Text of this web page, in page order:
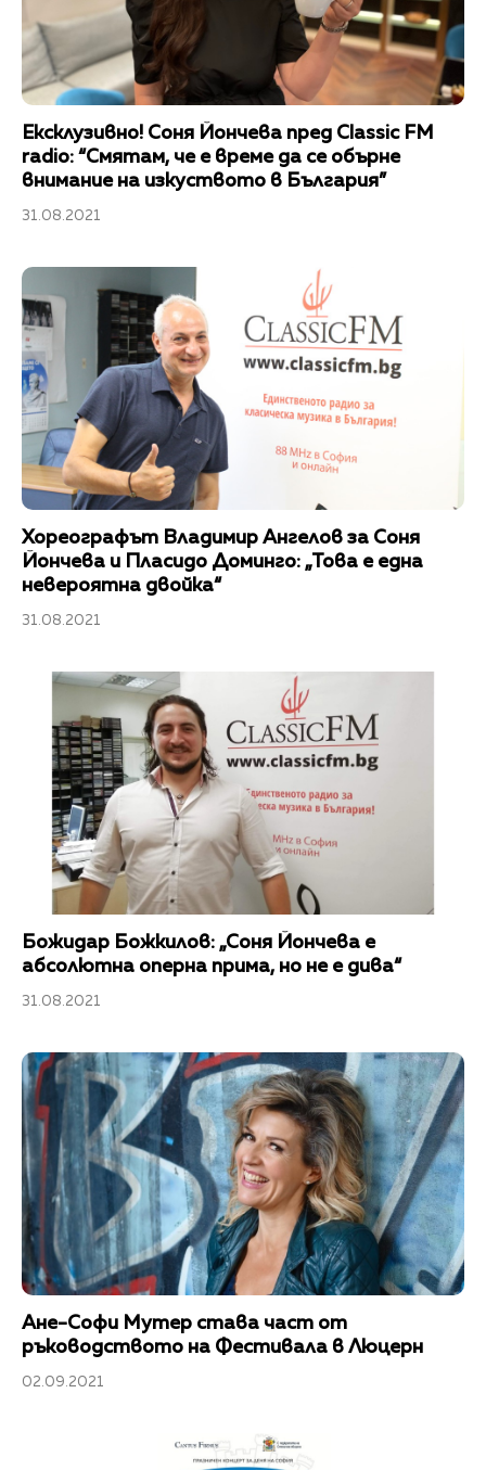
Ексклузивно! Соня Йончева пред Classic FM
radio: “Смятам, че е време да се обърне
внимание на изкуството в България”
31.08.2021
Хореографът Владимир Ангелов за Соня
Йончева и Пласидо Доминго: „Това е една
невероятна двойка“
31.08.2021
Божидар Божкилов: „Соня Йончева е
абсолютна оперна прима, но не е дива“
31.08.2021
Ане-Софи Мутер става част от
ръководството на Фестивала в Люцерн
02.09.2021